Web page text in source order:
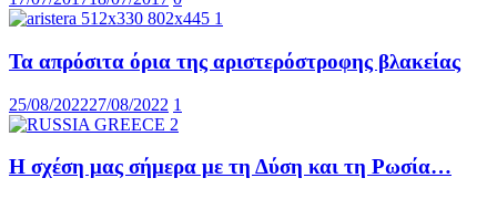
Τα απρόσιτα όρια της αριστερόστροφης βλακείας
25/08/202227/08/2022 1
Η σχέση μας σήμερα με τη Δύση και τη Ρωσία…